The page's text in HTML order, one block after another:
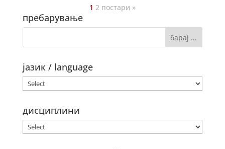
1 2 постари »
пребарување
јазик / language
дисциплини